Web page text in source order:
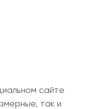
сайте
так и